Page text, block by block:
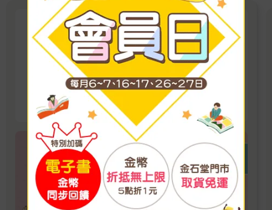
尖端出版45週年特企：8月漫畫
名家推薦（高橋留美子）電子書
2026/8/1 ~ 2026/8/31 單書75折